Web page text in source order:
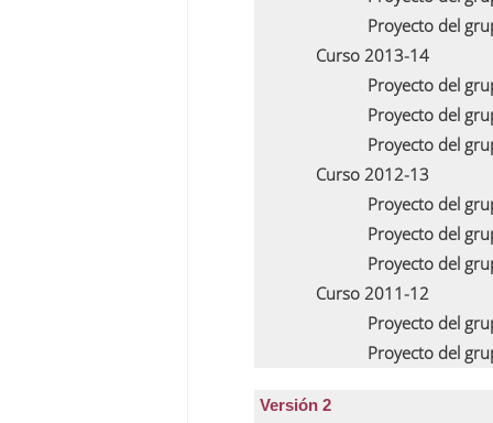
Proyecto del
Curso 2013-14
Proyecto del
Proyecto del
Proyecto del
Curso 2012-13
Proyecto del
Proyecto del
Proyecto del
Curso 2011-12
Proyecto del
Proyecto del
Versión 2